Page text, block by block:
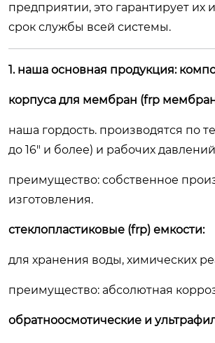
предприятии, это гарантирует
срок службы всей системы.
1. наша основная продукция:
корпуса для мембран (frp
наша гордость. производятся по
до 16″ и более) и рабочих
преимущество: собственное
изготовления.
стеклопластиковые (frp) емкости:
для хранения воды, химических
преимущество: абсолютная
обратноосмотические и